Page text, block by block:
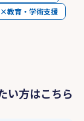
教育・学術支援
い方はこちら